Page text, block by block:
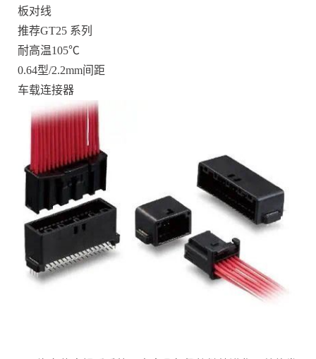
板对线
推荐GT25 系列
耐高温105℃
0.64型/2.2mm间距
车载连接器